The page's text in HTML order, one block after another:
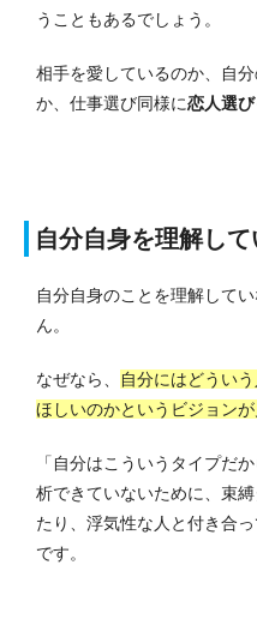
うこともあるでしょう。
相手を愛しているのか、自
か、仕事選び同様に恋人選
自分自身を理解し
自分自身のことを理解して
ん。
なぜなら、
自分にはどうい
ほしいのかというビジョン
「自分はこういうタイプだ
析できていないために、束
たり、浮気性な人と付き合
です。